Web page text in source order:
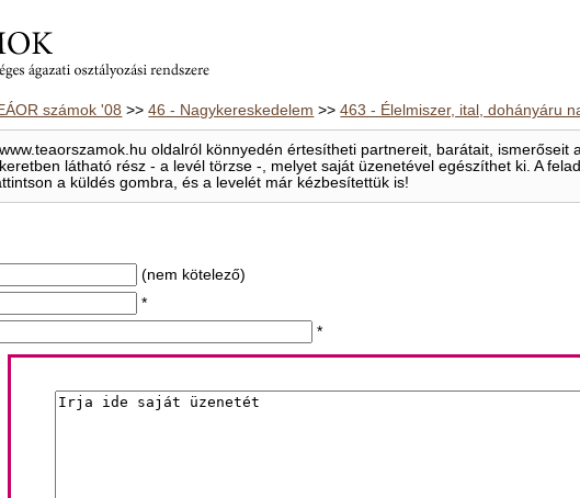
számok '08 >>46 - Nagykereskedelem >>463 - Élelmiszer, ital, dohányáru
oldalról könnyedén értesítheti partnereit, barátait, ismerőseit
látható rész - a levél törzse -, melyet saját üzenetével egészíthet ki. A
a küldés gombra, és a levelét már kézbesítettük is!
(nem kötelező)
*
*